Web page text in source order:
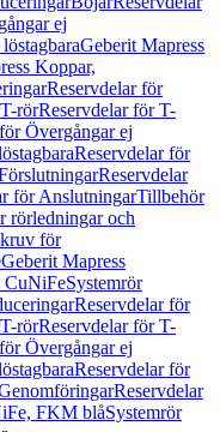
ej
Geberit Mapress
Koppar,
Reservdelar för
T-rörReservdelar för T-
Övergångar ej
Reservdelar för
Reservdelar
för AnslutningarTillbehör
rörledningar och
för
Geberit Mapress
CuNiFeSystemrör
Reservdelar för
T-rörReservdelar för T-
Övergångar ej
Reservdelar för
Reservdelar
FKM blåSystemrör